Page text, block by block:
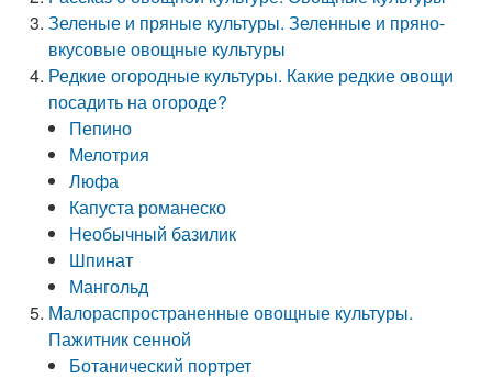
Зеленые и пряные культуры. Зеленные и пряно-
вкусовые овощные культуры
Редкие огородные культуры. Какие редкие овощи
посадить на огороде?
Пепино
Мелотрия
Люфа
Капуста романеско
Необычный базилик
Шпинат
Мангольд
Малораспространенные овощные культуры.
Пажитник сенной
Ботанический портрет